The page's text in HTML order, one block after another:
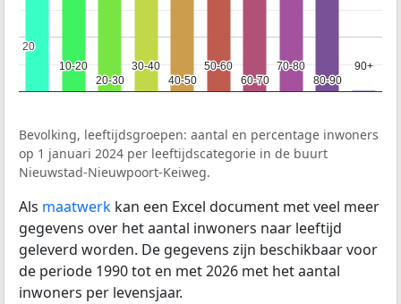
10-20
10-20
20-30
20-30
30-40
30-40
40-50
40-50
50-60
50-60
60-70
60-70
70-80
70-80
80-90
80-90
90+
90+
20
20
Bevolking, leeftijdsgroepen: aantal en percentage inwoners
op 1 januari 2024 per leeftijdscategorie in de buurt
Nieuwstad-Nieuwpoort-Keiweg.
Als maatwerk kan een Excel document met veel meer
gegevens over het aantal inwoners naar leeftijd
geleverd worden. De gegevens zijn beschikbaar voor
de periode 1990 tot en met 2026 met het aantal
inwoners per levensjaar.